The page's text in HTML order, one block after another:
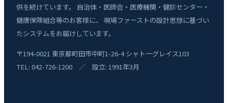
供を続けています。 自治体・医師会・医療機関・健診センター・
健康保険組合等のお客様に、 現場ファーストの設計思想に基づい
たシステムをお届けしています。
〒194-0021 東京都町田市中町1-26-4 シャトーグレイス103
TEL: 042-726-1200 ／ 設立: 1991年3月